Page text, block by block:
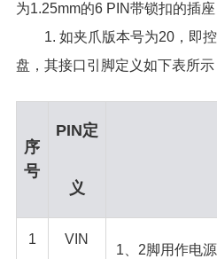
为1.25mm的6 PIN带锁扣的插座
1. 如夹爪版本号为20，即
盘，其接口引脚定义如下表所示
序
号
PIN定
义
1 VIN
1、2脚用作电